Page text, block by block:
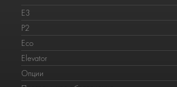
E3
P2
Eco
Elevator
Опции